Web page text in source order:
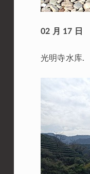
02 月 17 日
光明寺水库.